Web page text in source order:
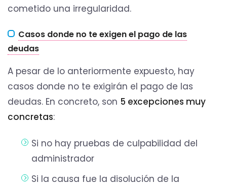
cometido una irregularidad.
Casos donde no te exigen el pago de las
deudas
A pesar de lo anteriormente expuesto, hay
casos donde no te exigirán el pago de las
deudas. En concreto, son 5 excepciones muy
concretas:
Si no hay pruebas de culpabilidad del
administrador
Si la causa fue la disolución de la